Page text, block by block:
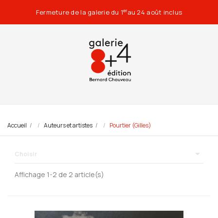
Fermeture de la galerie du 1erau 24 août inclus
Accueil Auteurs et artistes Pourtier (Gilles)
Choisir 
Affichage 1-2 de 2 article(s)